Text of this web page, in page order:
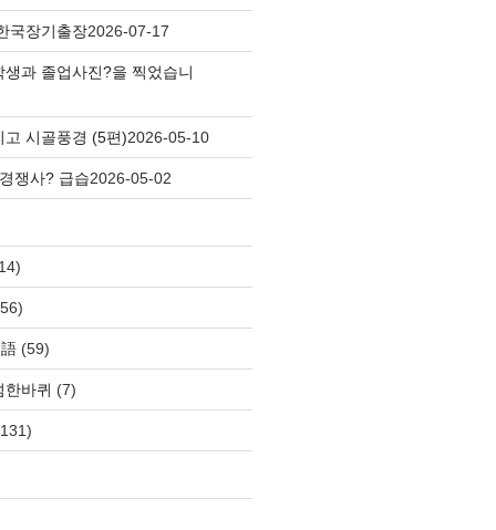
국장기출장2026-07-17
과 졸업사진?을 찍었습니
고 시골풍경 (5편)2026-05-10
쟁사? 급습2026-05-02
(59)
한바퀴 (7)